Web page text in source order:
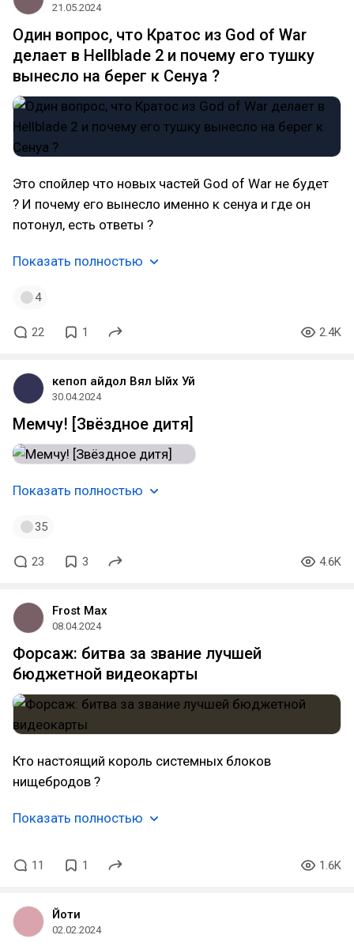
21.05.2024
Один вопрос, что Кратос из God of War
делает в Hellblade 2 и почему его тушку
вынесло на берег к Сенуа ?
Это спойлер что новых частей God of War не будет
? И почему его вынесло именно к сенуа и где он
потонул, есть ответы ?
Показать полностью
4
22 1 2.4K
кепоп айдол Вял Ыйх Уй
30.04.2024
Мемчу! [Звёздное дитя]
Показать полностью
35
23 3 4.6K
Frost Max
08.04.2024
Форсаж: битва за звание лучшей
бюджетной видеокарты
Кто настоящий король системных блоков
нищебродов ?
Показать полностью
11 1 1.6K
Йоти
02.02.2024